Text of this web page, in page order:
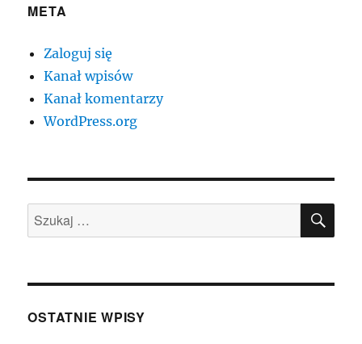
META
Zaloguj się
Kanał wpisów
Kanał komentarzy
WordPress.org
Szukaj:
OSTATNIE WPISY